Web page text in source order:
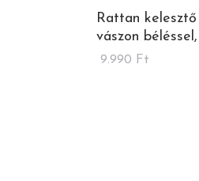
Rattan
vászon
9.990 Ft